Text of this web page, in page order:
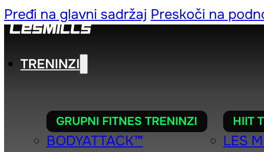
Pređi na glavni sadržaj Preskoči na
TRENINZI
GRUPNI FITNES TRENINZI
BODYATTACK™
HIIT
LES